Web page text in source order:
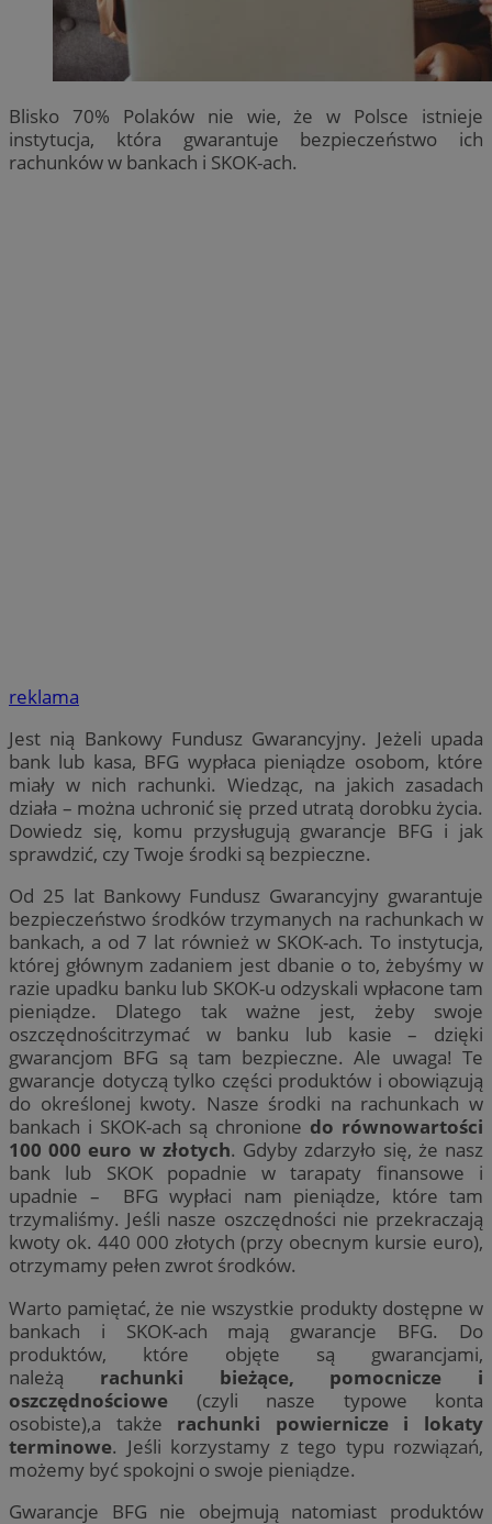
Blisko 70% Polaków nie wie, że w Polsce istnieje
instytucja, która gwarantuje bezpieczeństwo ich
rachunków w bankach i SKOK-ach.
reklama
Jest nią Bankowy Fundusz Gwarancyjny. Jeżeli upada
bank lub kasa, BFG wypłaca pieniądze osobom, które
miały w nich rachunki. Wiedząc, na jakich zasadach
działa – można uchronić się przed utratą dorobku życia.
Dowiedz się, komu przysługują gwarancje BFG i jak
sprawdzić, czy Twoje środki są bezpieczne.
Od 25 lat Bankowy Fundusz Gwarancyjny gwarantuje
bezpieczeństwo środków trzymanych na rachunkach w
bankach, a od 7 lat również w SKOK-ach. To instytucja,
której głównym zadaniem jest dbanie o to, żebyśmy w
razie upadku banku lub SKOK-u odzyskali wpłacone tam
pieniądze. Dlatego tak ważne jest, żeby swoje
oszczędnościtrzymać w banku lub kasie – dzięki
gwarancjom BFG są tam bezpieczne. Ale uwaga! Te
gwarancje dotyczą tylko części produktów i obowiązują
do określonej kwoty. Nasze środki na rachunkach w
bankach i SKOK-ach są chronione do równowartości
100 000 euro w złotych. Gdyby zdarzyło się, że nasz
bank lub SKOK popadnie w tarapaty finansowe i
upadnie – BFG wypłaci nam pieniądze, które tam
trzymaliśmy. Jeśli nasze oszczędności nie przekraczają
kwoty ok. 440 000 złotych (przy obecnym kursie euro),
otrzymamy pełen zwrot środków.
Warto pamiętać, że nie wszystkie produkty dostępne w
bankach i SKOK-ach mają gwarancje BFG. Do
produktów, które objęte są gwarancjami,
należą rachunki bieżące, pomocnicze i
oszczędnościowe (czyli nasze typowe konta
osobiste),a także rachunki powiernicze i lokaty
terminowe. Jeśli korzystamy z tego typu rozwiązań,
możemy być spokojni o swoje pieniądze.
Gwarancje BFG nie obejmują natomiast produktów